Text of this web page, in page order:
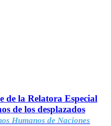
de la Relatora Especial
de los desplazados
Humanos de Naciones